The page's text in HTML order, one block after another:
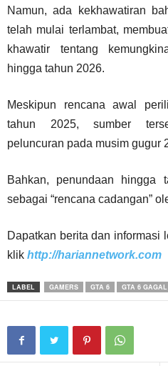
Namun, ada kekhawatiran
telah mulai terlambat,
khawatir tentang
hingga tahun 2026.
Meskipun rencana awal
tahun 2025, sumber
peluncuran pada musim gugur
Bahkan, penundaan hingga
sebagai “rencana cadangan”
Dapatkan berita dan informasi
klik http://hariannetwork.com
LABEL GAMERS GTA 6 GTA 6